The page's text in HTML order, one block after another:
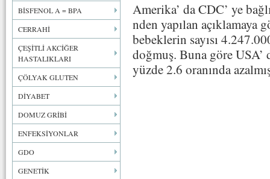
BİSFENOL A = BPA
CERRAHİ
ÇEŞİTLİ AKCİĞER
HASTALIKLARI
ÇÖLYAK GLUTEN
DİYABET
DOMUZ GRİBİ
ENFEKSİYONLAR
GDO
GENETİK
Amerika’ da CDC’ ye
nden yapılan açıklamaya
bebeklerin sayısı
doğmuş. Buna göre USA’
yüzde 2.6 oranında